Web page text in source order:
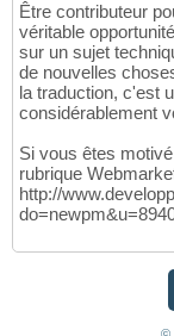
Être contributeur
véritable
sur un sujet
de nouvelles
la traduction, c'est
considérablement
Si vous êtes
rubrique
http://